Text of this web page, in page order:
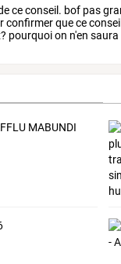
ceconseil. bof pas
confirmerquece
pourquoion n'en saura
MABUNDI